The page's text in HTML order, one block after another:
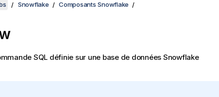
Snowflake Composants Snowflake
SQL définie sur une base de données Snowflake